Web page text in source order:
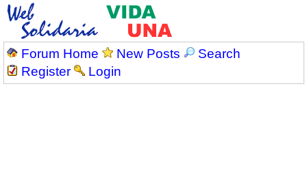
Forum Home New Posts
Search
Register
Login